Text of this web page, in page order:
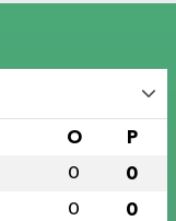
O P
0 0
0 0